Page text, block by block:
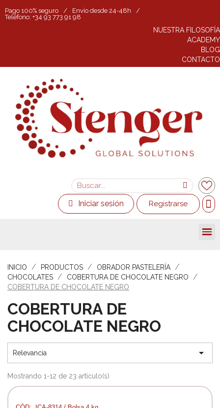
Pago 100% seguro / Envío desde 24-48h
/
Teléfono: +34 93 773 91 98
NUESTRA FILOSOFÍA
ACADEMY
BLOG
CONTACTO
Iniciar sesión Registrarse
INICIO PRODUCTOS
OBRADOR PASTELERÍA
CHOCOLATES
COBERTURA DE CHOCOLATE NEGRO
COBERTURA DE CHOCOLATE NEGRO
COBERTURA DE
CHOCOLATE NEGRO
Relevancia 
Mostrando 1-12 de 23 artículo(s)